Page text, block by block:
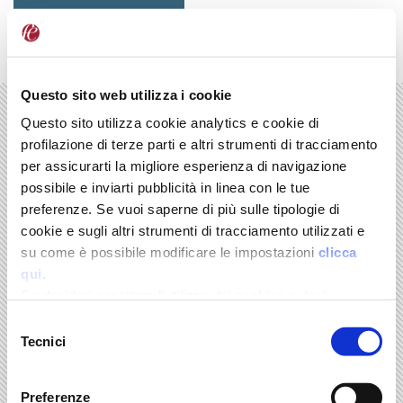
Questo sito web utilizza i cookie
Questo sito utilizza cookie analytics e cookie di
profilazione di terze parti e altri strumenti di tracciamento
per assicurarti la migliore esperienza di navigazione
possibile e inviarti pubblicità in linea con le tue
preferenze. Se vuoi saperne di più sulle tipologie di
cookie e sugli altri strumenti di tracciamento utilizzati e
su come è possibile modificare le impostazioni clicca
qui .
su "Accetta Tutti" o “Accetta selezionati” altrimenti clicca
Selezione
del
consenso
Tecnici
Preferenze
Salta
contenuti.
navigazione
Home Attività Pubblicazioni Volumi Springer
Volumi Springer
The Pillars of the Italian Economy. Manufacturing,
a cura di Marco Fortis
Springer - 2016
Leggi tutto